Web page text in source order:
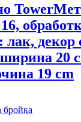
Tower
лак, декор
20
19 cm
бройка